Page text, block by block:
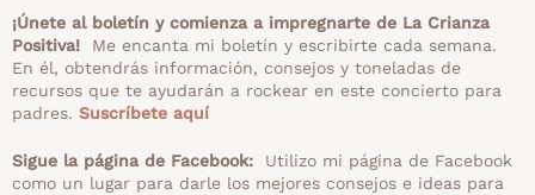
¡Únete al boletín y comienza a impregnarte de La Crianza
Positiva!
Me encanta mi boletín y escribirte cada semana.
En él, obtendrás información, consejos y toneladas de
recursos que te ayudarán a rockear en este concierto para
padres. Suscríbete aquí
Sigue la página de Facebook:
Utilizo mi página de Facebook
como un lugar para darle los mejores consejos e ideas para